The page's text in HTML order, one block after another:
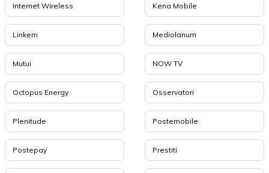
Internet Wireless Kena Mobile
Linkem Mediolanum
Mutui NOW TV
Octopus Energy Osservatori
Plenitude Postemobile
Postepay Prestiti